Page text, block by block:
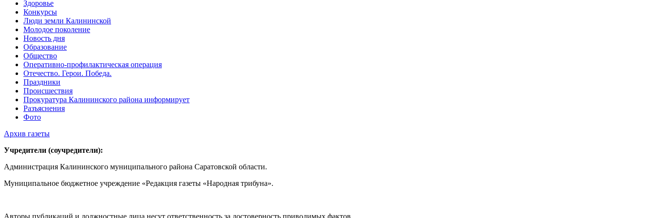
Здоровье
Конкурсы
Люди земли Калининской
Молодое поколение
Новость дня
Образование
Общество
Оперативно-профилактическая операция
Отечество. Герои. Победа.
Праздники
Происшествия
Прокуратура Калининского района информирует
Разъяснения
Фото
Архив газеты
Учредители (соучредители):
Администрация Калининского муниципального района Саратовской области.
Муниципальное бюджетное учреждение «Редакция газеты «Народная трибуна».